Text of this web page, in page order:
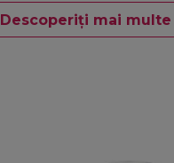
Descoperiți mai multe